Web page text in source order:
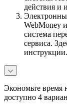
действия и
WebMoney
система
сервиса.
инструкции.
Экономьте время
доступно 4